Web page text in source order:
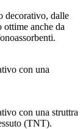
decorativo, dalle
anche da
con una
con una struttra
(TNT).